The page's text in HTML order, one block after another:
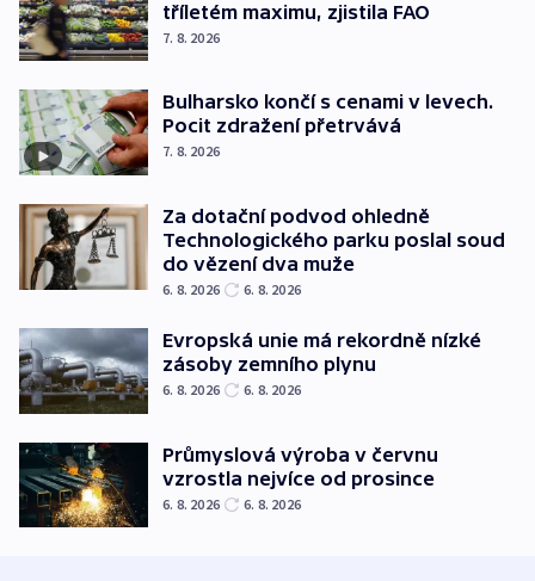
tříletém maximu, zjistila FAO
7. 8. 2026
Bulharsko končí s cenami v levech.
Pocit zdražení přetrvává
7. 8. 2026
Za dotační podvod ohledně
Technologického parku poslal soud
do vězení dva muže
6. 8. 2026 6. 8. 2026
Evropská unie má rekordně nízké
zásoby zemního plynu
6. 8. 2026 6. 8. 2026
Průmyslová výroba v červnu
vzrostla nejvíce od prosince
6. 8. 2026 6. 8. 2026